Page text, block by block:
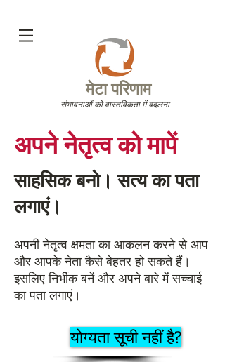
मेटा परिणाम
संभावनाओं को वास्तविकता में बदलना
अपने नेतृत्व को मापें
साहसिक बनो। सत्य का पता
लगाएं।
अपनी नेतृत्व क्षमता का आकलन करने से आप
और आपके नेता कैसे बेहतर हो सकते हैं।
इसलिए निर्भीक बनें और अपने बारे में सच्चाई
का पता लगाएं।
योग्यता सूची नहीं है?